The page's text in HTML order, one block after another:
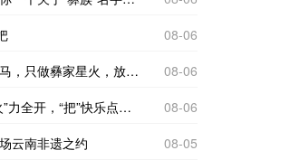
08-06
今夜不做凡尘牛马，只做彝家星火，放下日常忙碌，围着篝火尽情起舞，以漫天火光，热烈欢度民族佳节。
08-06
今晚，平村乡“火”力全开，“把”快乐点燃！
08-06
云南非遗之约
08-05